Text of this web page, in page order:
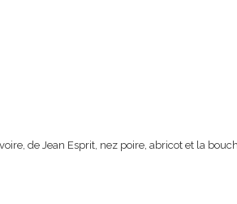
de Jean Esprit, nez poire, abricot et la